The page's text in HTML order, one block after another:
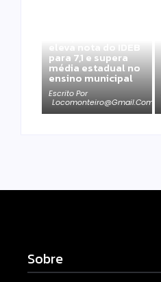
eleva nota do IDEB
para 7,1 e supera
média estadual no
ensino municipal
Escrito Por
Locomonteiro@gmail.com
Sobre